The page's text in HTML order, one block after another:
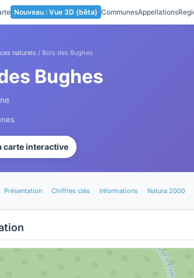
Nouveau : Vue 3D (bêta) CommunesAppellations
naturels / Bois des Bughes
Bughes
carte interactive
Présentation Chiffres clés Informations Natura 2000